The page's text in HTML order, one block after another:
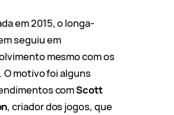
em 2015, o longa-
seguiu em
mesmo com os
O motivo foi alguns
comScott
, criador dos jogos, que